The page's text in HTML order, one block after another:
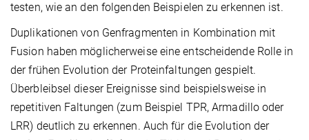
testen, wie an den folgenden Beispielen zu erkennen ist.
Duplikationen von Genfragmenten in Kombination mit
Fusion haben möglicherweise eine entscheidende Rolle in
der frühen Evolution der Proteinfaltungen gespielt.
Überbleibsel dieser Ereignisse sind beispielsweise in
repetitiven Faltungen (zum Beispiel TPR, Armadillo oder
LRR) deutlich zu erkennen. Auch für die Evolution der